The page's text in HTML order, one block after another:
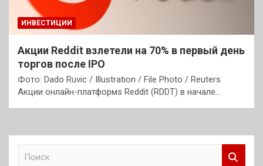
ИНВЕСТИЦИИ
Акции Reddit взлетели на 70% в первый день
торгов после IPO
Фото: Dado Ruvic / Illustration / File Photo / Reuters
Акции онлайн-платформs Reddit (RDDT) в начале…